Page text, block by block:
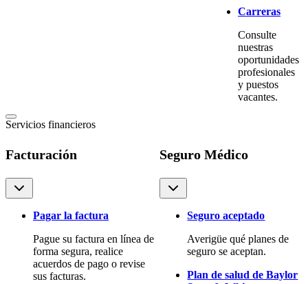
Carreras
Consulte
nuestras
oportunidades
profesionales
y puestos
vacantes.
Servicios financieros
Facturación
Pagar la factura
Pague su factura en línea de
forma segura, realice
acuerdos de pago o revise
sus facturas.
Seguro Médico
Seguro aceptado
Averigüe qué planes de
seguro se aceptan.
Plan de salud de Baylor